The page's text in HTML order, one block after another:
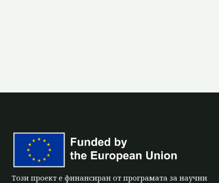
Този проект е финансиран от програмата за научни